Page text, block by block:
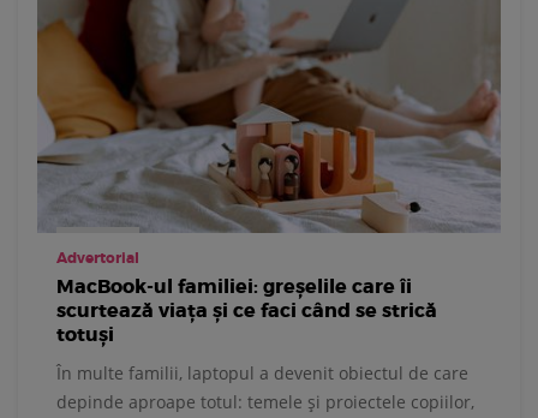
Advertorial
MacBook-ul familiei: greșelile care îi
scurtează viața și ce faci când se strică
totuși
În multe familii, laptopul a devenit obiectul de care
depinde aproape totul: temele și proiectele copiilor,